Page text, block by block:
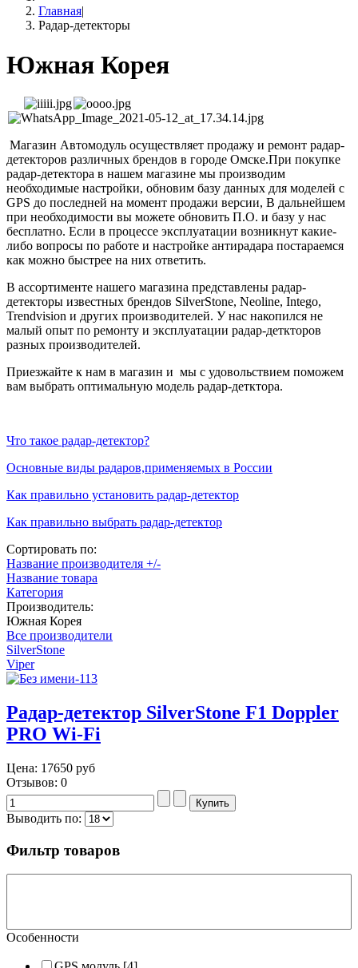
Главная|
Радар-детекторы
Южная Корея
Магазин Автомодуль осуществляет продажу и ремонт радар-
детекторов различных брендов в городе Омске.При покупке
радар-детектора в нашем магазине мы производим
необходимые настройки, обновим базу данных для моделей с
GPS до последней на момент продажи версии, В дальнейшем
при необходимости вы можете обновить П.О. и базу у нас
бесплатно. Если в процессе эксплуатации возникнут какие-
либо вопросы по работе и настройке антирадара постараемся
как можно быстрее на них ответить.
В ассортименте нашего магазина представлены радар-
детекторы известных брендов SilverStone, Neoline, Intego,
Trendvision и других производителей. У нас накопился не
малый опыт по ремонту и эксплуатации радар-деткторов
разных производителей.
Приезжайте к нам в магазин и мы с удовольствием поможем
вам выбрать оптимальную модель радар-детктора.
Что такое радар-детектор?
Основные виды радаров,применяемых в России
Как правильно установить радар-детектор
Как правильно выбрать радар-детектор
Сортировать по:
Название производителя +/-
Название товара
Категория
Производитель:
Южная Корея
Все производители
SilverStone
Viper
Радар-детектор SilverStone F1 Doppler
PRO Wi-Fi
Цена: 17650 руб
Отзывов: 0
Выводить по:
Фильтр товаров
Особенности